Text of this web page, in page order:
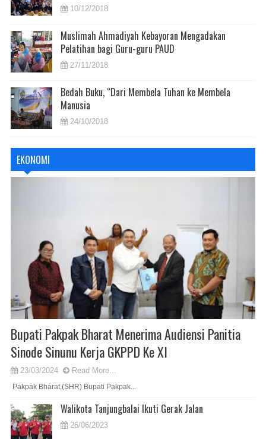
10/12/2018
Muslimah Ahmadiyah Kebayoran Mengadakan
Pelatihan bagi Guru-guru PAUD
27/11/2018
Bedah Buku, “Dari Membela Tuhan ke Membela
Manusia
24/10/2018
EKONOMI
Bupati Pakpak Bharat Menerima Audiensi Panitia
Sinode Sinunu Kerja GKPPD Ke XI
23/03/2024 Read More...
Pakpak Bharat,(SHR) Bupati Pakpak...
Walikota Tanjungbalai Ikuti Gerak Jalan
26/06/2023